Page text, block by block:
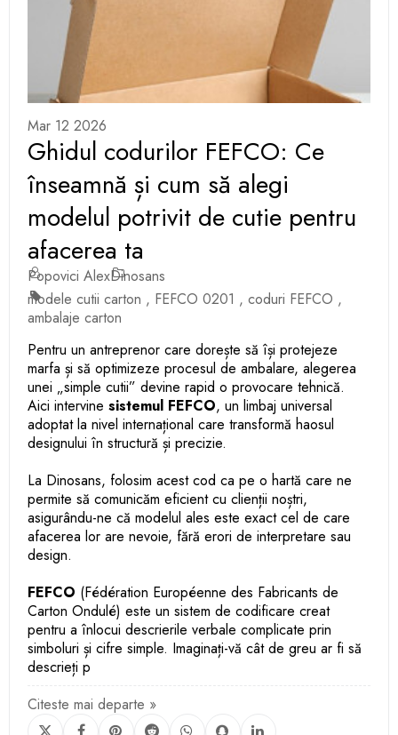
Mar 12 2026
Ghidul codurilor FEFCO: Ce
înseamnă și cum să alegi
modelul potrivit de cutie pentru
afacerea ta
Popovici AlexDinosans
modele cutii carton , FEFCO 0201 , coduri FEFCO ,
ambalaje carton
Pentru un antreprenor care dorește să își protejeze
marfa și să optimizeze procesul de ambalare, alegerea
unei „simple cutii” devine rapid o provocare tehnică.
Aici intervine sistemul FEFCO, un limbaj universal
adoptat la nivel internațional care transformă haosul
designului în structură și precizie.
La Dinosans, folosim acest cod ca pe o hartă care ne
permite să comunicăm eficient cu clienții noștri,
asigurându-ne că modelul ales este exact cel de care
afacerea lor are nevoie, fără erori de interpretare sau
design.
FEFCO (Fédération Européenne des Fabricants de
Carton Ondulé) este un sistem de codificare creat
pentru a înlocui descrierile verbale complicate prin
simboluri și cifre simple. Imaginați-vă cât de greu ar fi să
descrieți p
Citeste mai departe »